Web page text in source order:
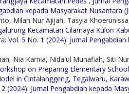
kepada Masyarakat Nusantara
Milah Nur Ajijah, Tasyia
Kecamatan Cilamaya Kulon
Vol. 5 No. 1 (2024): Jurnal
Nia Karnia, Nida'ul Munafiah, Siti
on Preparing Elementary
in Cintalanggeng, Tegalwaru,
(2024): Jurnal Pengabdian kepada